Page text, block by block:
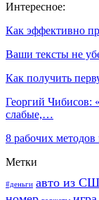
Интересное:
Как эффективно
Ваши тексты не
Как получить
Георгий Чибисов:
слабые,…
8 рабочих
Метки
#деньги авто из